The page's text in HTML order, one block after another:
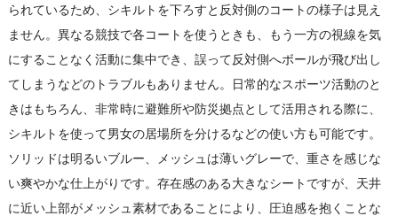
られているため、シキルトを下ろすと反対側のコートの様子は見え
ません。異なる競技で各コートを使うときも、もう一方の視線を気
にすることなく活動に集中でき、誤って反対側へボールが飛び出し
てしまうなどのトラブルもありません。日常的なスポーツ活動のと
きはもちろん、非常時に避難所や防災拠点として活用される際に、
シキルトを使って男女の居場所を分けるなどの使い方も可能です。
ソリッドは明るいブルー、メッシュは薄いグレーで、重さを感じな
い爽やかな仕上がりです。存在感のある大きなシートですが、天井
に近い上部がメッシュ素材であることにより、圧迫感を抱くことな